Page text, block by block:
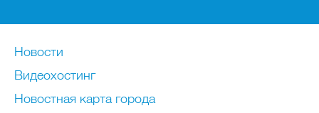
Новости
Видеохостинг
Новостная карта города